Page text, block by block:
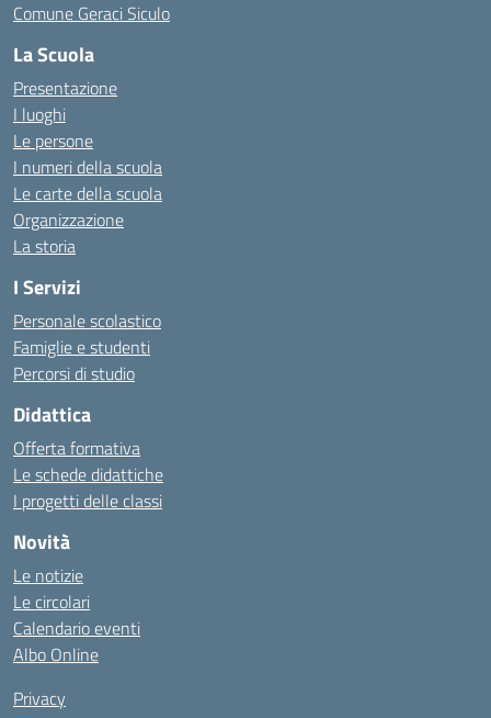
Comune Geraci Siculo
La Scuola
Presentazione
I luoghi
Le persone
I numeri della scuola
Le carte della scuola
Organizzazione
La storia
I Servizi
Personale scolastico
Famiglie e studenti
Percorsi di studio
Didattica
Offerta formativa
Le schede didattiche
I progetti delle classi
Novità
Le notizie
Le circolari
Calendario eventi
Albo Online
Privacy